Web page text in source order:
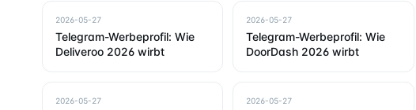
2026-05-27
Telegram-Werbeprofil: Wie
Deliveroo 2026 wirbt
2026-05-27
Telegram-Werbeprofil: Wie
DoorDash 2026 wirbt
2026-05-27 2026-05-27